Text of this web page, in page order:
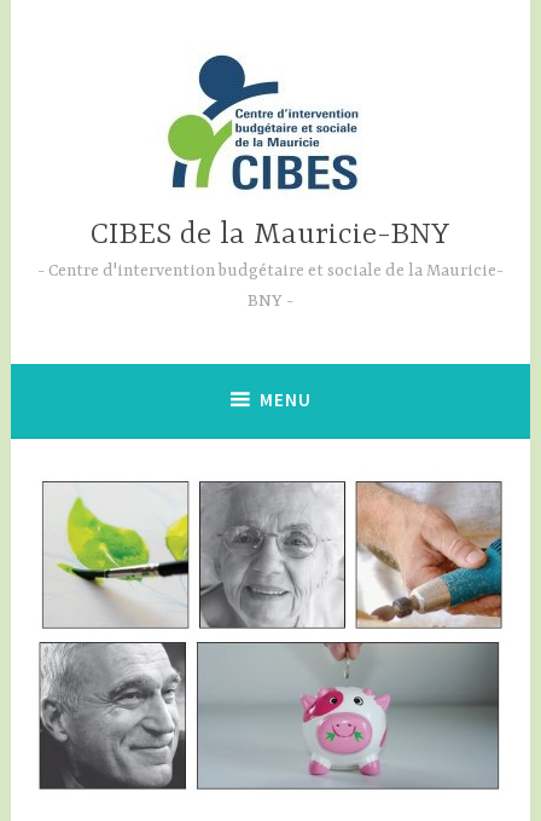
CIBES de la Mauricie-BNY
Centre d'intervention budgétaire et sociale de la Mauricie-
BNY
MENU